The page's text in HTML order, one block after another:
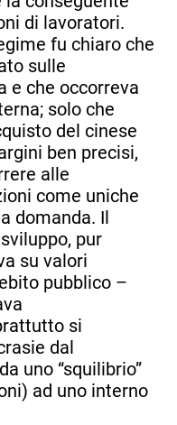
di lavoratori.
fu chiaro che
sulle
e che occorreva
solo che
del cinese
ben precisi,
alle
come uniche
domanda. Il
pur
su valori
pubblico –
si
dal
uno “squilibrio”
ad uno interno